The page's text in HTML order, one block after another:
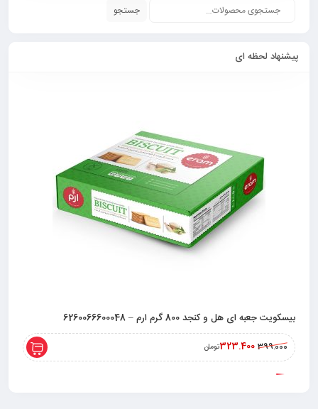
جستجو
پیشنهاد لحظه ای
بیسکویت جعبه ای هل و کنجد 800 گرم ارم – 6260066600048
399.000
323.400تومان